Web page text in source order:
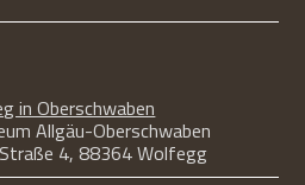
in Oberschwaben
Allgäu-Oberschwaben
4, 88364 Wolfegg